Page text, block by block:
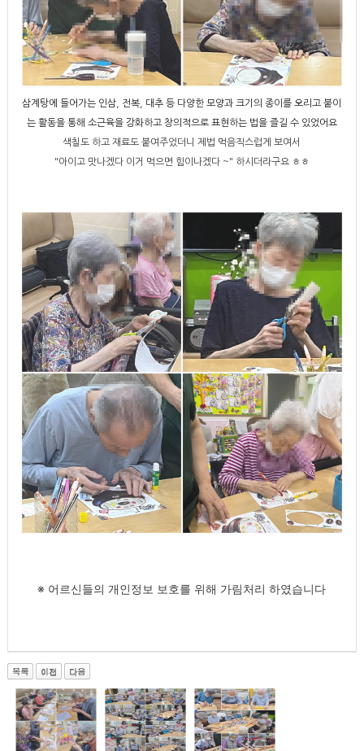
삼계탕에 들어가는 인삼, 전복, 대추 등 다양한 모양과 크기의 종이를 오리고 붙이
는 활동을 통해 소근육을 강화하고 창의적으로 표현하는 법을 즐길 수 있었어요
색칠도 하고 재료도 붙여주었더니 제법 먹음직스럽게 보여서
"아이고 맛나겠다 이거 먹으면 힘이나겠다 ~" 하시더라구요 ㅎㅎ
※ 어르신들의 개인정보 보호를 위해 가림처리 하였습니다